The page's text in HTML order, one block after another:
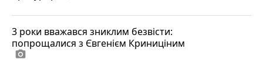
3 роки вважався зниклим безвісти:
попрощалися з Євгенієм Криниціним
photo_camera